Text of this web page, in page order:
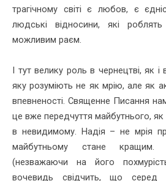
трагічному світі є любов, є
людські відносини, які
можливим раєм.
І тут велику роль в чернецтві, як і
яку розуміють не як мрію, але як
впевненості. Священне Писання
це вже передчуття майбутнього, як
в невидимому. Надія – не мрія
майбутньому стане кращим.
(незважаючи на його
вочевидь свідчить, що серед